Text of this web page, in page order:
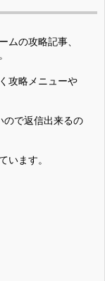
ムの攻略記事、
攻略メニューや
ので返信出来るの
います。